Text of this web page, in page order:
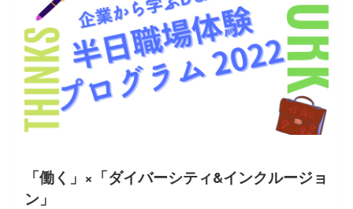
「働く」×「ダイバーシティ&インクルージョ
ン」